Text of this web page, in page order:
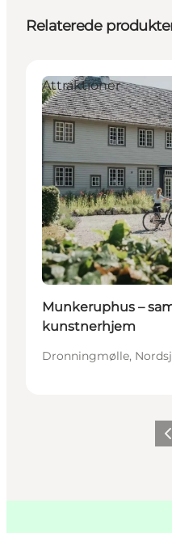
Relaterede
Attraktioner
Munkeruphus –
kunstnerhjem
Dronningmølle,